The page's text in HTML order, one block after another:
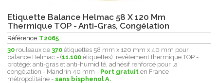
Etiquette Balance Helmac 58 X 120 Mm
Thermique TOP - Anti-Gras, Congélation
Référence T2065
30 rouleaux de 370 étiquettes 58 mm x 120 mm x 40 mm pour
balance Helmac - (11.100 étiquettes) revêtement thermique TOP -
protégé: anti-gras et anti-humidité , adhésif renforcé pour la
congélation - Mandrin 40 mm - Port gratuit en France
métropolitaine - sans bisphenol A.